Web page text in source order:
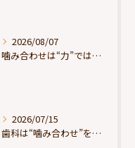
2026/08/07
噛み合わせは“力”ではなく“許可”である
2026/07/15
歯科は“噛み合わせ”を見ているが、身体は“通り道”を見ている